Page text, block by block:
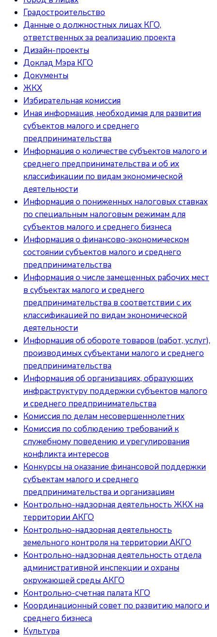
Градостроительство
Данные о должностных лицах КГО,
ответственных за реализацию проекта
Дизайн-проекты
Доклад Мэра КГО
Документы
ЖКХ
Избирательная комиссия
Иная информация, необходимая для развития
субъектов малого и среднего
предпринимательства
Информация о количестве субъектов малого и
среднего предпринимательства и об их
классификации по видам экономической
деятельности
Информация о пониженных налоговых ставках
по специальным налоговым режимам для
субъектов малого и среднего бизнеса
Информация о финансово-экономическом
состоянии субъектов малого и среднего
предпринимательства
Информация о числе замещенных рабочих мест
в субъектах малого и среднего
предпринимательства в соответствии с их
классификацией по видам экономической
деятельности
Информация об обороте товаров (работ, услуг),
производимых субъектами малого и среднего
предпринимательства
Информация об организациях, образующих
инфраструктуру поддержки субъектов малого
и среднего предпринимательства
Комиссия по делам несовершеннолетних
Комиссия по соблюдению требований к
служебному поведению и урегулирования
конфликта интересов
Конкурсы на оказание финансовой поддержки
субъектам малого и среднего
предпринимательства и организациям
Контрольно-надзорная деятельность ЖКХ на
территории АКГО
Контрольно-надзорная деятельность
земельного контроля на территории АКГО
Контрольно-надзорная деятельность отдела
административной инспекции и охраны
окружающей среды АКГО
Контрольно-счетная палата КГО
Координационный совет по развитию малого и
среднего бизнеса
Культура